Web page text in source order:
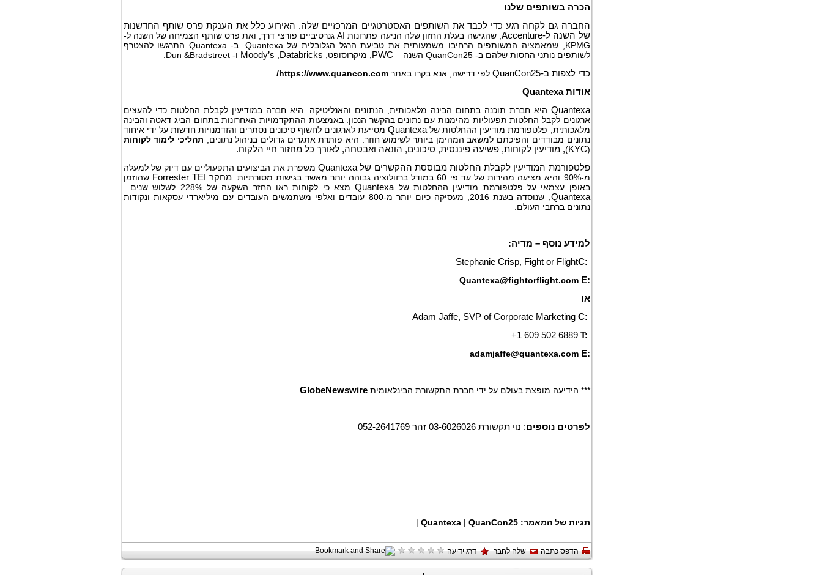
הכרה בשותפים שלנו
החברה גם לקחה רגע כדי לכבד את השותפים האסטרטגיים המרכזיים שלה. האירוע כלל את הענקת פרס שותף החדשנות
של השנה ל-Accenture
, שהגישה בעלת החזון שלה הניעה פתרונות AI גנרטיביים פורצי דרך, ואת פרס שותף הצמיחה של השנה ל-
KPMG, שמאמציה המשותפים הרחיבו משמעותית את טביעת הרגל הגלובלית של Quantexa. ב- Quantexa התרגשו להצטרף
לשותפים נותני החסות שלהם ב- QuanCon25 השנה –
PWC , מיקרוסופט, Databricks
Moody’s ו- Dun &Bradstreet.
כדי לצפות ב-QuanCon25 לפי דרישה, אנא בקרו באתרhttps://www.quancon.com
/
אודותQuantexa
Quantexa היא חברת תוכנה בתחום הבינה מלאכותית, הנתונים והאנליטיקה. היא חברה במודיעין לקבלת החלטות כדי להעצים
ארגונים לקבל החלטות תפעוליות מהימנות עם נתונים בהקשר הנכון. באמצעות ההתקדמויות האחרונות בתחום הביג דאטה והבינה
מלאכותית, פלטפורמת מודיעין ההחלטות של Quantexa מסייעת לארגונים לחשוף סיכונים נסתרים והזדמנויות חדשות על ידי איחוד
נתונים מבודדים והפיכתם למשאב המהימן ביותר לשימוש חוזר. היא פותרת אתגרים גדולים בניהול נתונים, תהליכי לימוד לקוחות
(
KYC
), מודיעין לקוחות, פשיעה פיננסית, סיכונים, הונאה ואבטחה, לאורך כל מחזור חיי הלקוח.
פלטפורמת המודיעין לקבלת החלטות מבוססת ההקשרים של Quantexaמשפרת את הביצועים התפעוליים עם דיוק של למעלה
מ-90% והיא מציעה מהירות של עד פי 60 במודל ברזולוציה גבוהה יותר מאשר בגישות מסורתיות.
מחקר Forrester TEI שהוזמן
באופן עצמאי על פלטפורמת מודיעין ההחלטות של Quantexaמצא כי לקוחות ראו החזר השקעה של 228% לשלוש שנים.
Quantexa
, שנוסדה בשנת 2016, מעסיקה כיום יותר מ-800 עובדים ואלפי משתמשים העובדים עם מיליארדי עסקאות ונקודות
נתונים ברחבי העולם.
למידע נוסף – מדיה:
C:
Stephanie Crisp, Fight or Flight
E:
Quantexa@fightorflight.com
או
C:
Adam Jaffe, SVP of Corporate Marketing
T:
+1 609 502 6889
E:
adamjaffe@quantexa.com
*** הידיעה מופצת בעולם על ידי חברת התקשורת הבינלאומיתGlobeNewswire
לפרטים נוספים: נוי תקשורת 03-6026026 זהר 052-2641769
תגיות של המאמר: Quantexa| QuanCon25
|
הדפס כתבה שלח לחבר דרג ידיעה